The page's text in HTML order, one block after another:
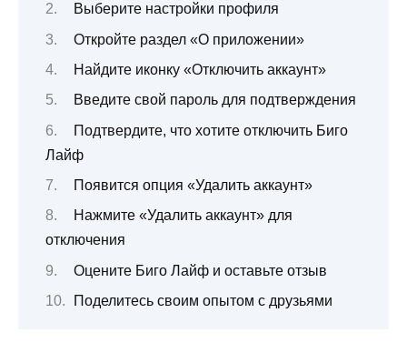
Выберите настройки профиля
Откройте раздел «О приложении»
Найдите иконку «Отключить аккаунт»
Введите свой пароль для подтверждения
Подтвердите, что хотите отключить Биго
Лайф
Появится опция «Удалить аккаунт»
Нажмите «Удалить аккаунт» для
отключения
Оцените Биго Лайф и оставьте отзыв
Поделитесь своим опытом с друзьями